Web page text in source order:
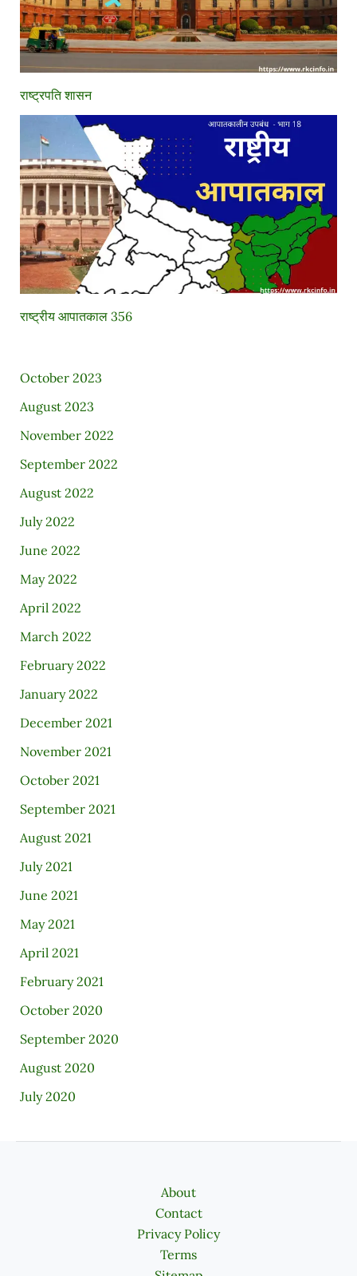
राष्ट्रपति शासन
राष्ट्रीय आपातकाल 356
October 2023
August 2023
November 2022
September 2022
August 2022
July 2022
June 2022
May 2022
April 2022
March 2022
February 2022
January 2022
December 2021
November 2021
October 2021
September 2021
August 2021
July 2021
June 2021
May 2021
April 2021
February 2021
October 2020
September 2020
August 2020
July 2020
About
Contact
Privacy Policy
Terms